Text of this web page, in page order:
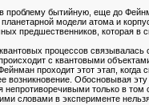
проблему бытийную, еще до
модели атома и
предшественников, которая в
процессов
с квантовыми
проходит этот этап, когда
Обосновывая
непротиворечивыми только в том
словами в эксперименте